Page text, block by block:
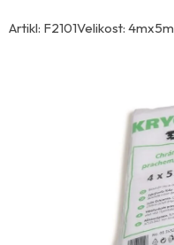
Artikl: F2101Velikost: 4mx5m